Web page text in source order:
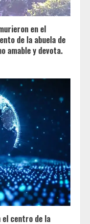
en el
de la abuela de
amable y devota.
el centro de la